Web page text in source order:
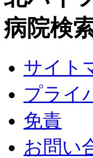
病院検
サイト
プライ
免責
お問い